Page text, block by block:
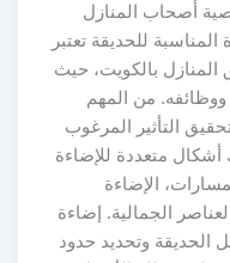
أصحاب المنازل
للحديقة تعتبر
المنازل بالكويت، حيث
ووظائفه. من المهم
التأثير المرغوب
أشكال متعددة للإضاءة
الإضاءة
الجمالية. إضاءة
الحديقة وتحديد حدود